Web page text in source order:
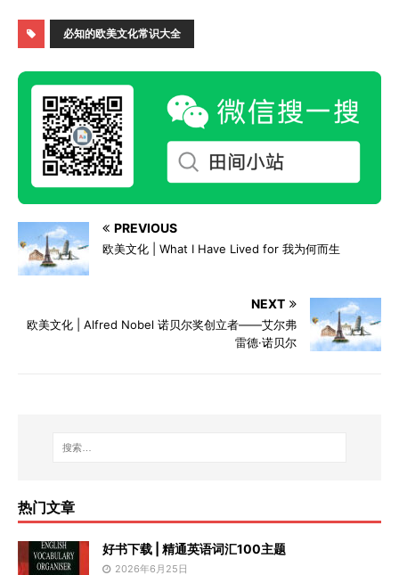
必知的欧美文化常识大全
PREVIOUS
欧美文化 | What I Have Lived for 我为何而生
NEXT
欧美文化 | Alfred Nobel 诺贝尔奖创立者——艾尔弗
雷德·诺贝尔
热门文章
好书下载 | 精通英语词汇100主题
2026年6月25日